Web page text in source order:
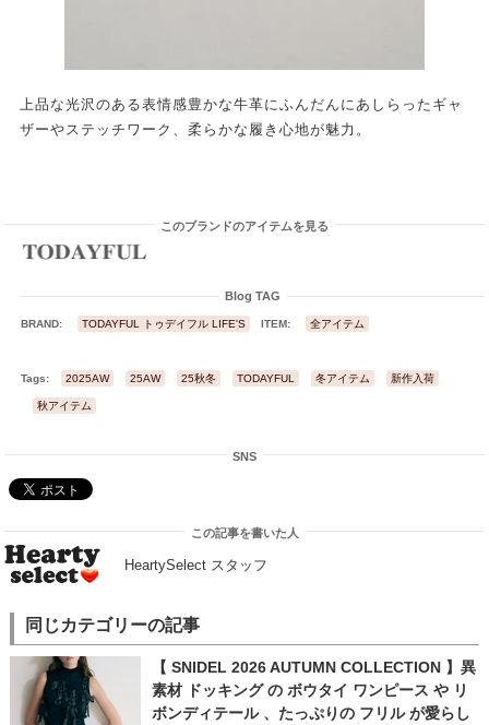
上品な光沢のある表情感豊かな牛革にふんだんにあしらったギャ
ザーやステッチワーク、柔らかな履き心地が魅力。
このブランドのアイテムを見る
Blog TAG
BRAND: TODAYFUL トゥデイフル LIFE'S ITEM: 全アイテム
Tags: 2025AW 25AW 25秋冬 TODAYFUL 冬アイテム 新作入荷
秋アイテム
SNS
この記事を書いた人
HeartySelect スタッフ
同じカテゴリーの記事
【 SNIDEL 2026 AUTUMN COLLECTION 】異
素材 ドッキング の ボウタイ ワンピース や リ
ボンディテール 、たっぷりの フリル が愛らし